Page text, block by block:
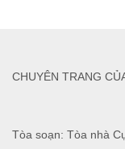
Tòa soạn: Tòa nhà
CHUYÊN TRANG